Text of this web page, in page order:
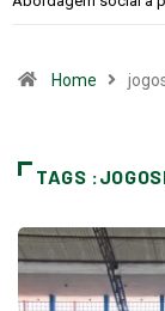
Home
TAGS